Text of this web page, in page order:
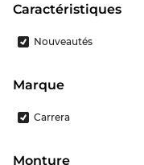
Caractéristiques
Nouveautés
Marque
Carrera
Monture